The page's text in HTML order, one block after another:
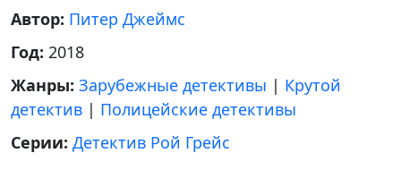
Автор: Питер Джеймс
Год: 2018
Жанры: Зарубежные детективы | Крутой
детектив | Полицейские детективы
Серии: Детектив Рой Грейс